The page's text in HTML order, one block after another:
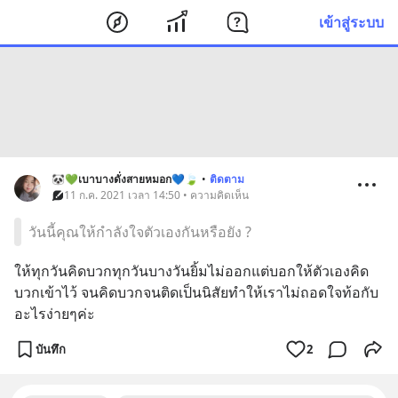
เข้าสู่ระบบ
🐼💚เบาบางดั่งสายหมอก💙🍃 • ติดตาม
11 ก.ค. 2021 เวลา 14:50 • ความคิดเห็น
วันนี้คุณให้กำลังใจตัวเองกันหรือยัง ?
ให้ทุกวันคิดบวกทุกวันบางวันยิ้มไม่ออกแต่บอกให้ตัวเองคิด
บวกเข้าไว้ จนคิดบวกจนติดเป็นนิสัยทำให้เราไม่ถอดใจท้อกับ
อะไรง่ายๆค่ะ
บันทึก 2